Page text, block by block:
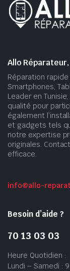
Allo
Réparation
Smartphones,
Leader en
qualité pour
également
et gadgets tels
notre expertise
originales.
efficace.
info@allo-
Besoin d’aide ?
70 13 03 03
Heure Quotidien :
Lundi – Samedi :